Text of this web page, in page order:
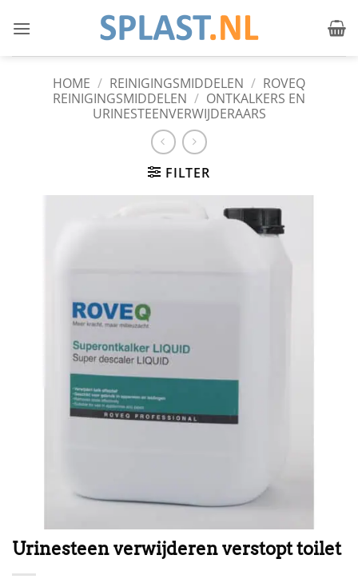
naar
HOME / REINIGINGSMIDDELEN / ROVEQ
REINIGINGSMIDDELEN / ONTKALKERS EN
URINESTEENVERWIJDERAARS
FILTER
Urinesteen verwijderen verstopt toilet